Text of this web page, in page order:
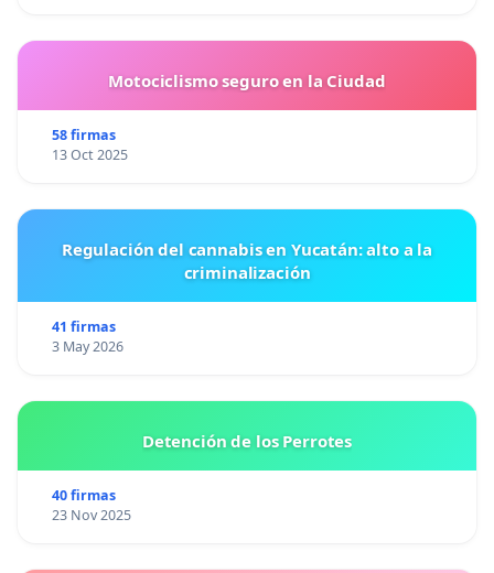
Motociclismo seguro en la Ciudad
58 firmas
13 Oct 2025
Regulación del cannabis en Yucatán: alto a la
criminalización
41 firmas
3 May 2026
Detención de los Perrotes
40 firmas
23 Nov 2025